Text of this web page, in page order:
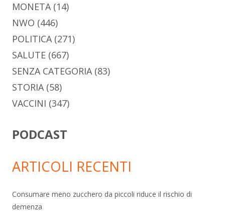
MONETA(14)
NWO (446)
POLITICA(271)
SALUTE (667)
SENZA CATEGORIA(83)
STORIA(58)
VACCINI (347)
PODCAST
ARTICOLI RECENTI
Consumare meno zucchero da piccoli riduce il rischio di
demenza